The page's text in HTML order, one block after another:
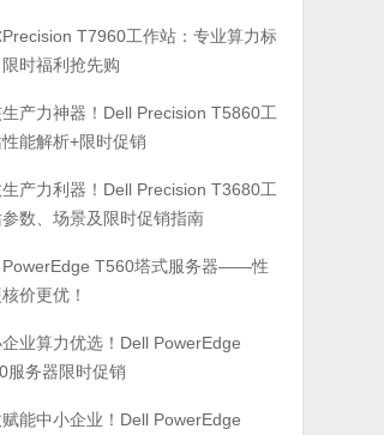
T7960工作站：专业算力标
时福利抢先购
产力神器！Dell Precision T5860工
能解析+限时促销
产力利器！Dell Precision T3680工
数、场景及限时促销指南
PowerEdge T560塔式服务器——性
价更优！
业算力优选！Dell PowerEdge
服务器限时促销
能中小企业！Dell PowerEdge